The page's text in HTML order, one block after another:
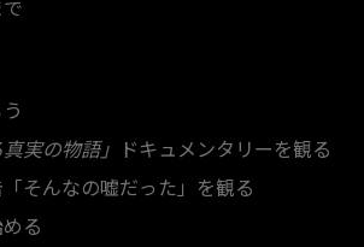
実の物語」 ドキュメンタリーを観る
そんなの嘘だった」を観る
る